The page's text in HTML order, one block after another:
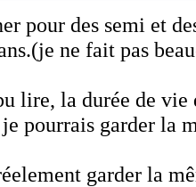
pour des semi et
ne fait pas
lire, la durée de vie
pourrais garder la
garder la